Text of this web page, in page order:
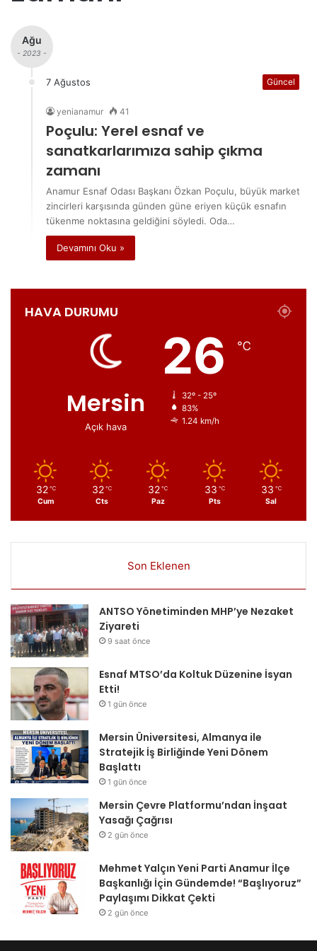
Ağu
- 2023 -
7 Ağustos Güncel
yenianamur 41
Poçulu: Yerel esnaf ve
sanatkarlarımıza sahip çıkma
zamanı
Anamur Esnaf Odası Başkanı Özkan Poçulu, büyük market
zincirleri karşısında günden güne eriyen küçük esnafın
tükenme noktasına geldiğini söyledi. Oda…
Devamını Oku »
HAVA DURUMU
Mersin
Açık hava
26 ℃
32º - 25º
83%
1.24 km/h
32 ℃
Cum
32 ℃
Cts
32 ℃
Paz
33 ℃
Pts
33 ℃
Sal
Son Eklenen
ANTSO Yönetiminden MHP’ye Nezaket
Ziyareti
9 saat önce
Esnaf MTSO’da Koltuk Düzenine İsyan
Etti!
1 gün önce
Mersin Üniversitesi, Almanya ile
Stratejik İş Birliğinde Yeni Dönem
Başlattı
1 gün önce
Mersin Çevre Platformu’ndan İnşaat
Yasağı Çağrısı
2 gün önce
Mehmet Yalçın Yeni Parti Anamur İlçe
Başkanlığı İçin Gündemde! “Başlıyoruz”
Paylaşımı Dikkat Çekti
2 gün önce